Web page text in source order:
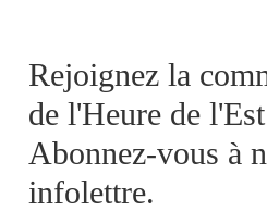
Rejoignez la
de l'Heure de
Abonnez-vous à
infolettre.